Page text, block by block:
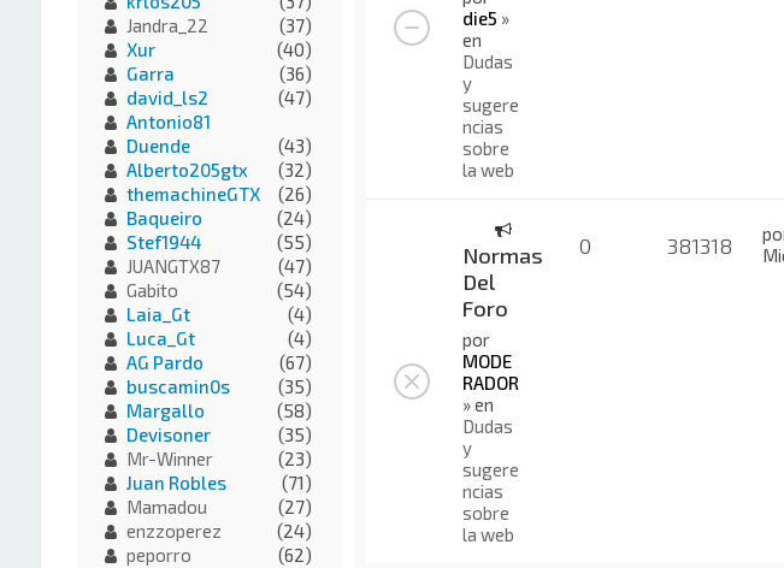
die5 »
en
Dudas
y
sugere
ncias
sobre
la web
Normas
Del
Foro
por
MODE
RADOR
» en
Dudas
y
sugere
ncias
sobre
la web
0 381318
Jandra_22
(37)
Xur
(40)
Garra
(36)
david_ls2
(47)
Antonio81
Duende
(43)
Alberto205gtx
(32)
themachineGTX
(26)
Baqueiro
(24)
Stef1944
(55)
JUANGTX87
(47)
Gabito
(54)
Laia_Gt
(4)
Luca_Gt
(4)
AG Pardo
(67)
buscamin0s
(35)
Margallo
(58)
Devisoner
(35)
Mr-Winner
(23)
Juan Robles
(71)
Mamadou
(27)
enzzoperez
(24)
peporro
(62)